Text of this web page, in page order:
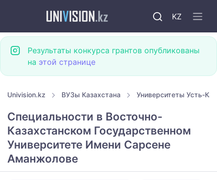
KZ
Результаты конкурса грантов опубликованы
на этой странице
Univision.kz ВУЗы Казахстана Университеты Усть-
Специальности в Восточно-
Казахстанском Государственном
Университете Имени Сарсене
Аманжолове